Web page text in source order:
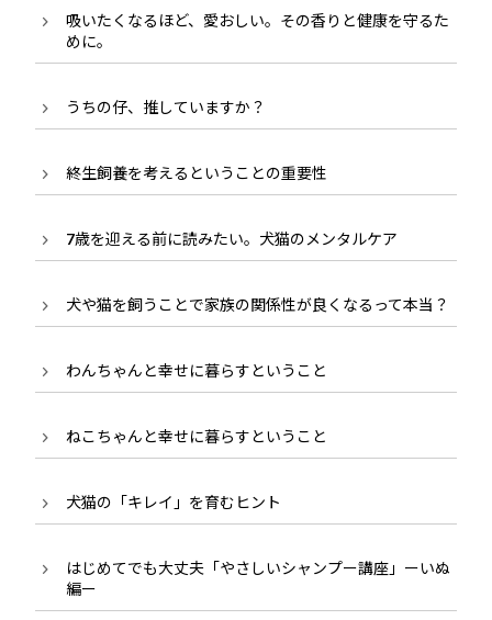
吸いたくなるほど、愛おしい。その香りと健康を守るた
めに。
うちの仔、推していますか？
終生飼養を考えるということの重要性
7歳を迎える前に読みたい。犬猫のメンタルケア
犬や猫を飼うことで家族の関係性が良くなるって本当？
わんちゃんと幸せに暮らすということ
ねこちゃんと幸せに暮らすということ
犬猫の「キレイ」を育むヒント
はじめてでも大丈夫「やさしいシャンプー講座」ーいぬ
編ー